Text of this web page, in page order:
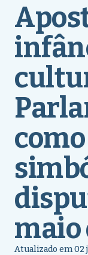
maio
Atualizado em 02